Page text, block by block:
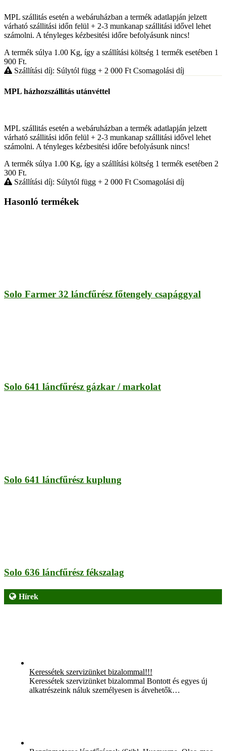
MPL szállitás esetén a webáruházban a termék adatlapján jelzett
várható szállitási időn felül + 2-3 munkanap szállitási idővel lehet
számolni. A tényleges kézbesitési időre befolyásunk nincs!
A termék súlya 1.00 Kg, így a szállítási költség 1 termék esetében 1
900 Ft.
Szállítási díj: Súlytól függ + 2 000 Ft Csomagolási díj
MPL házhozszállítás utánvéttel
MPL szállitás esetén a webáruházban a termék adatlapján jelzett
várható szállitási időn felül + 2-3 munkanap szállitási idővel lehet
számolni. A tényleges kézbesitési időre befolyásunk nincs!
A termék súlya 1.00 Kg, így a szállítási költség 1 termék esetében 2
300 Ft.
Szállítási díj: Súlytól függ + 2 000 Ft Csomagolási díj
Hasonló termékek
Solo Farmer 32 láncfűrész főtengely csapággyal
Solo 641 láncfűrész gázkar / markolat
Solo 641 láncfűrész kuplung
Solo 636 láncfűrész fékszalag
Hírek
Keressétek szervizünket bizalommal!!!
Keressétek szervizünket bizalommal Bontott és egyes új
alkatrészeink náluk személyesen is átvehetők…